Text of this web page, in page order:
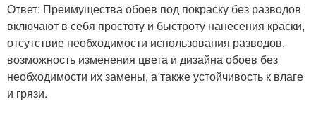
Ответ: Преимущества обоев под покраску без разводов
включают в себя простоту и быстроту нанесения краски,
отсутствие необходимости использования разводов,
возможность изменения цвета и дизайна обоев без
необходимости их замены, а также устойчивость к влаге
и грязи.